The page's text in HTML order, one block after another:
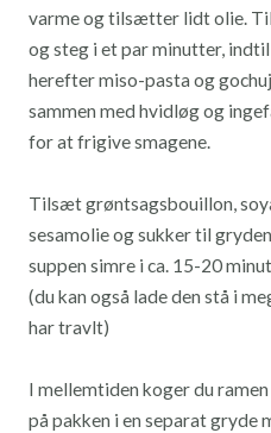
varme og tilsætter lidt olie.
og steg i et par minutter,
herefter miso-pasta og
sammen med hvidløg og
for at frigive smagene.
Tilsæt grøntsagsbouillon,
sesamolie og sukker til
suppen simre i ca. 15-20
(du kan også lade den stå i
har travlt)
I mellemtiden koger du
på pakken i en separat gryde